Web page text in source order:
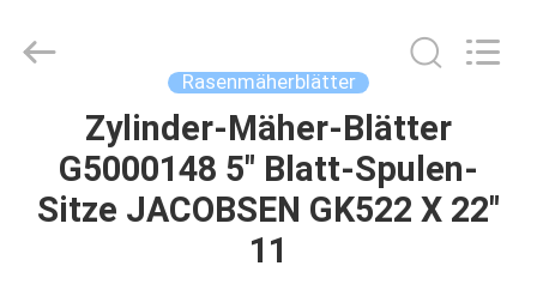
HAUS
PRODUKTE
Trading
Rasenmäherblätter
Zylinder-Mäher-Blätter
G5000148 5" Blatt-Spulen-
Sitze JACOBSEN GK522 X 22"
11